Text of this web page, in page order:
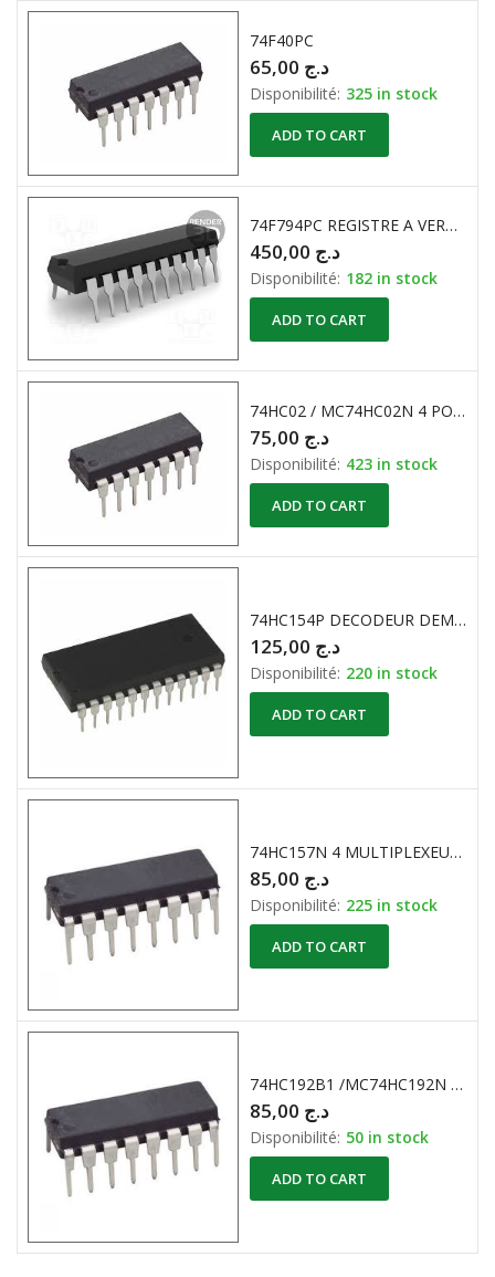
74F40PC
د.ج
Disponibilité: 325 in stock
ADD TO CART
74F794PC REGISTRE A VEROUILLAGE 8 BIT
د.ج
Disponibilité: 182 in stock
ADD TO CART
74HC02 / MC74HC02N 4 PORTES NOR
د.ج
Disponibilité: 423 in stock
ADD TO CART
74HC154P DECODEUR DEMULTIPLEXEUR
د.ج
Disponibilité: 220 in stock
ADD TO CART
74HC157N 4 MULTIPLEXEURS 2 ENTREE
د.ج
Disponibilité: 225 in stock
ADD TO CART
74HC192B1 /MC74HC192N COMPTEUR DECOMPTEUR BCD
د.ج
Disponibilité: 50 in stock
ADD TO CART